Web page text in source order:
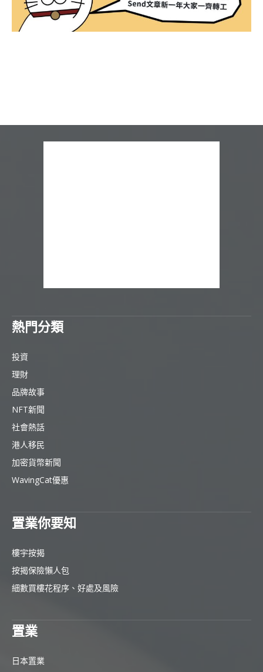
熱門分類
投資
理財
品牌故事
NFT新聞
社會熱話
港人移民
加密貨幣新聞
WavingCat優惠
置業你要知
樓宇按揭
按揭保險懶人包
細數買樓花程序、好處及風險
置業
日本置業